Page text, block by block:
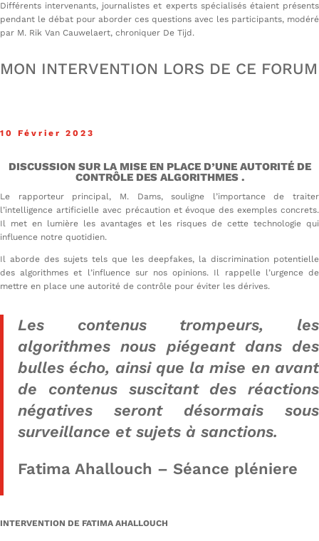
Différents intervenants, journalistes et experts spécialisés étaient présents
pendant le débat pour aborder ces questions avec les participants, modéré
par M. Rik Van Cauwelaert, chroniquer De Tijd.
MON INTERVENTION LORS DE CE FORUM
10 Février 2023
DISCUSSION SUR LA MISE EN PLACE D’UNE AUTORITÉ DE
CONTRÔLE DES ALGORITHMES .
Le rapporteur principal, M. Dams, souligne l’importance de traiter
l’intelligence artificielle avec précaution et évoque des exemples concrets.
Il met en lumière les avantages et les risques de cette technologie qui
influence notre quotidien.
Il aborde des sujets tels que les deepfakes, la discrimination potentielle
des algorithmes et l’influence sur nos opinions. Il rappelle l’urgence de
mettre en place une autorité de contrôle pour éviter les dérives.
Les contenus trompeurs, les
algorithmes nous piégeant dans des
bulles écho, ainsi que la mise en avant
de contenus suscitant des réactions
négatives seront désormais sous
surveillance et sujets à sanctions.
Fatima Ahallouch – Séance pléniere
INTERVENTION DE FATIMA AHALLOUCH